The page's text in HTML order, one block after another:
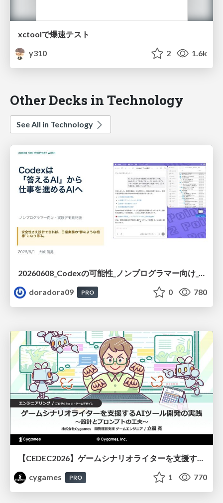
xctoolで爆速テスト
y310
2 1.6k
Other Decks in Technology
See All in Technology
doradora09
PRO 0 780
【CEDEC2026】ゲームシナリオライターを支援するAIツール開発の実践 ― 設計とプロンプトの工夫 ―
cygames
PRO 1 770